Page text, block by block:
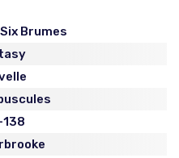
Brumes